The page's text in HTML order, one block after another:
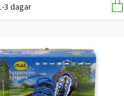
3 dagar